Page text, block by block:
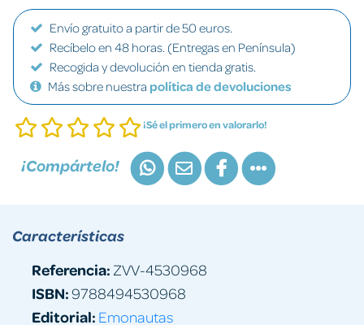
Envío gratuito a partir de 50 euros.
Recíbelo en 48 horas. (Entregas en Península)
Recogida y devolución en tienda gratis.
Más sobre nuestra política de devoluciones
¡Sé el primero en valorarlo!
¡Compártelo!
Características
Referencia: ZVV-4530968
ISBN:9788494530968
Editorial: Emonautas